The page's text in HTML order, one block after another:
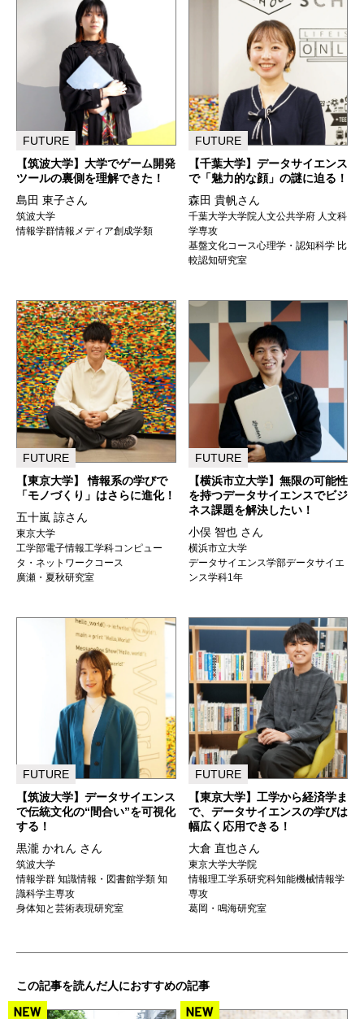
FUTURE
【筑波大学】大学でゲーム開発
ツールの裏側を理解できた！
島田 東子さん
筑波大学
情報学群情報メディア創成学類
FUTURE
【千葉大学】データサイエンス
で「魅力的な顔」の謎に迫る！
森田 貴帆さん
千葉大学大学院人文公共学府 人文科
学専攻
基盤文化コース心理学・認知科学 比
較認知研究室
FUTURE
【東京大学】 情報系の学びで
「モノづくり」はさらに進化！
五十嵐 諒さん
東京大学
工学部電子情報工学科コンピュー
タ・ネットワークコース
廣瀬・夏秋研究室
FUTURE
【横浜市立大学】無限の可能性
を持つデータサイエンスでビジ
ネス課題を解決したい！
小俣 智也 さん
横浜市立大学
データサイエンス学部データサイエ
ンス学科1年
FUTURE
【筑波大学】データサイエンス
で伝統文化の“間合い”を可視化
する！
黒瀧 かれん さん
筑波大学
情報学群 知識情報・図書館学類 知
識科学主専攻
身体知と芸術表現研究室
FUTURE
【東京大学】工学から経済学ま
で、データサイエンスの学びは
幅広く応用できる！
大倉 直也さん
東京大学大学院
情報理工学系研究科知能機械情報学
専攻
葛岡・鳴海研究室
この記事を読んだ人におすすめの記事